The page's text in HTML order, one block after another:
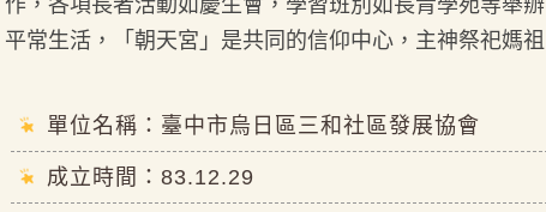
作，各項長者活動如慶生會，學習班別如長青學苑等舉
平常生活，「朝天宮」是共同的信仰中心，主神祭祀媽
單位名稱：臺中市烏日區三和社區發展協會
成立時間：83.12.29